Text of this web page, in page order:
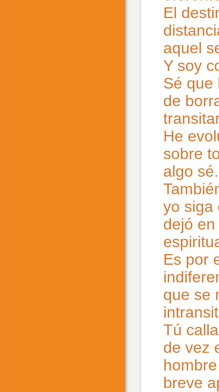
El
aquel
Y soy
Sé que
de
He
sobre
algo sé.
yo siga
dejó
Es por
que se
Tú
de vez
breve